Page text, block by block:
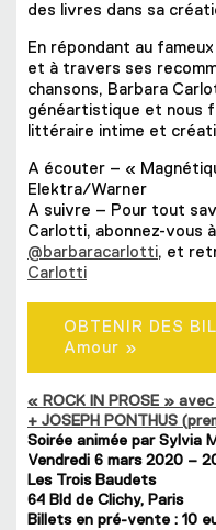
des livres dans sa
En répondant au
et à travers ses
chansons, Barbara
généartistique et nous
littéraire intime et
A écouter – «
Elektra/Warner
A suivre – Pour tout
Carlotti, abonnez-vous
@barbaracarlotti, et
Carlotti
OBTENIR DES
Amour »
« ROCK IN PROSE » avec
+ JOSEPH PONTHUS
Soirée animée par Sylvia
Vendredi 6 mars 2020 –
Les Trois Baudets
64 Bld de Clichy, Paris
Billets en pré-vente : 10